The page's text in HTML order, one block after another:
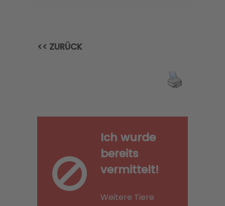
<< ZURÜCK
Ich wurde
bereits
vermittelt!
Weitere Tiere